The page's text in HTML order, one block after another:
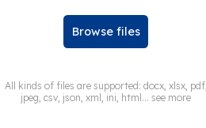
Browse files
All kinds of files are supported: docx, xlsx, pdf,
jpeg, csv, json, xml, ini, html... see more